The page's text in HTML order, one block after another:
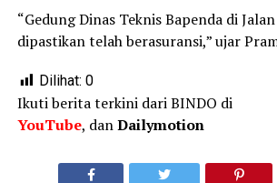
“Gedung Dinas Teknis Bapenda di
dipastikan telah berasuransi,” ujar
Dilihat: 0
Ikuti berita terkini dari BINDO di
YouTube, danDailymotion